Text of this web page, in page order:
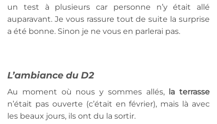
un test à plusieurs car personne n’y était allé
auparavant. Je vous rassure tout de suite la surprise
a été bonne. Sinon je ne vous en parlerai pas.
L’ambiance du D2
Au moment où nous y sommes allés, la terrasse
n’était pas ouverte (c’était en février), mais là avec
les beaux jours, ils ont du la sortir.